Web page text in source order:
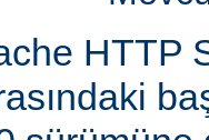
HTTP